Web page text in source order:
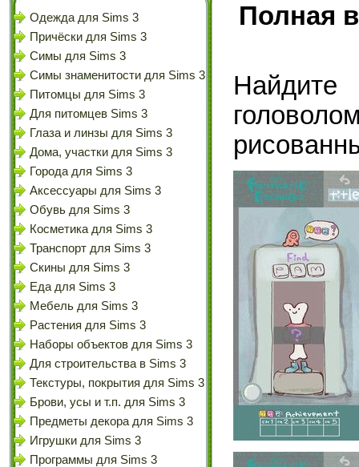
Одежда для Sims 3
Причёски для Sims 3
Симы для Sims 3
Симы знаменитости для Sims 3
Питомцы для Sims 3
Для питомцев Sims 3
Глаза и линзы для Sims 3
Дома, участки для Sims 3
Города для Sims 3
Аксессуары для Sims 3
Обувь для Sims 3
Косметика для Sims 3
Транспорт для Sims 3
Скины для Sims 3
Еда для Sims 3
Мебель для Sims 3
Растения для Sims 3
Наборы объектов для Sims 3
Для строительства в Sims 3
Текстуры, покрытия для Sims 3
Брови, усы и т.п. для Sims 3
Предметы декора для Sims 3
Игрушки для Sims 3
Программы для Sims 3
Полная